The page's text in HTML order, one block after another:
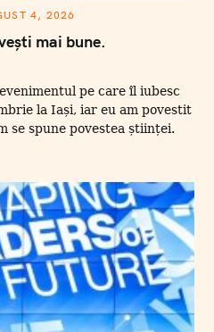
4, 2026
mai bune.
pe care îl iubesc
la Iași, iar eu am povestit
se spune povestea științei.